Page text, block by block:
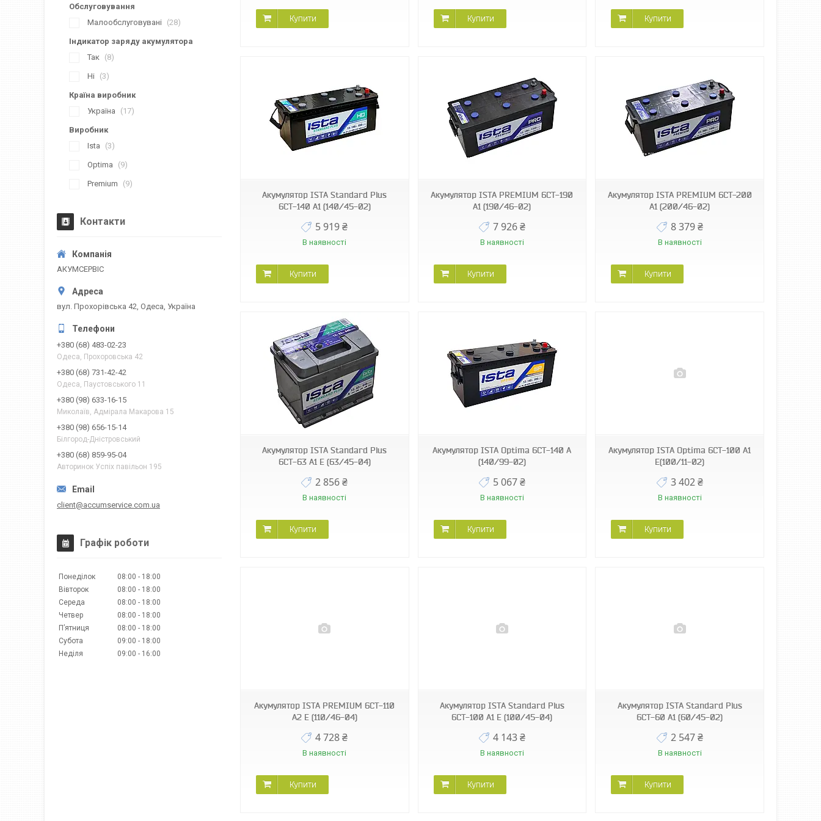
Купити Купити Купити
Акумулятор ISТА Standard Plus
6СТ-140 А1 (140/45-02)
5 919 ₴
В наявності
Купити
Акумулятор ISТА PREMIUM 6СТ-190
А1 (190/46-02)
7 926 ₴
В наявності
Купити
Акумулятор ISТА PREMIUM 6СТ-200
А1 (200/46-02)
8 379 ₴
В наявності
Купити
Акумулятор ISТА Standard Plus
6СТ-63 А1 E (63/45-04)
2 856 ₴
В наявності
Купити
Акумулятор ISТА Optima 6СТ-140 А
(140/99-02)
5 067 ₴
В наявності
Купити
Акумулятор ISТА Optima 6СТ-100 А1
E(100/11-02)
3 402 ₴
В наявності
Купити
Акумулятор ISТА PREMIUM 6СТ-110
А2 E (110/46-04)
4 728 ₴
В наявності
Купити
Акумулятор ISТА Standard Plus
6СТ-100 А1 E (100/45-04)
4 143 ₴
В наявності
Купити
Акумулятор ISТА Standard Plus
6СТ-60 А1 (60/45-02)
2 547 ₴
В наявності
Купити
Обслуговування
Малообслуговувані
28
Індикатор заряду акумулятора
Так
8
Ні 3
Країна виробник
Україна
17
Виробник
Ista
3
Optima 9
Premium 9
Контакти
АКУМСЕРВІС
вул. Прохорівська 42, Одеса, Україна
+380 (68) 483-02-23
Одеса, Прохоровська 42
+380 (68) 731-42-42
Одеса, Паустовського 11
+380 (98) 633-16-15
Миколаїв, Адмірала Макарова 15
+380 (98) 656-15-14
Білгород-Дністровський
+380 (68) 859-95-04
Авторинок Успіх павільон 195
client@accumservice.com.ua
Графік роботи
Понеділок 08:00
18:00
Вівторок
08:00
18:00
Середа
08:00
18:00
Четвер
08:00
18:00
Пʼятниця
08:00
18:00
Субота
09:00
18:00
Неділя
09:00 16:00